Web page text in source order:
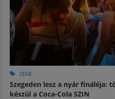
ZENE
Szegeden lesz a nyár fináléja:
készül a Coca-Cola SZIN